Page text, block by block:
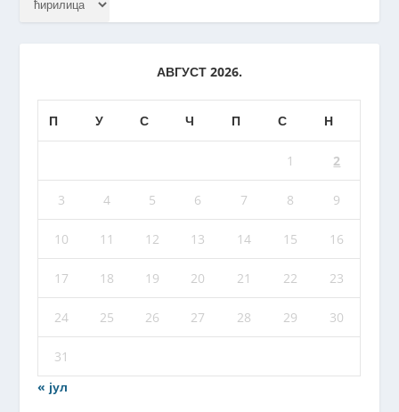
АВГУСТ 2026.
П У С Ч П С Н
1 2
3 4 5 6 7 8 9
10 11 12 13 14 15 16
17 18 19 20 21 22 23
24 25 26 27 28 29 30
31
« јул